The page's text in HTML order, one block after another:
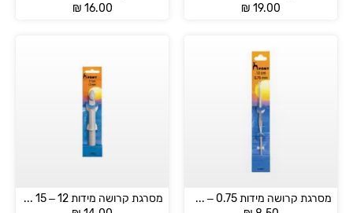
₪ 19.00
₪ 16.00
מסרגת קרושה מידות 0.75 – 1.75 PONY מסרגת קרושה מידות 12 – 15 PONY